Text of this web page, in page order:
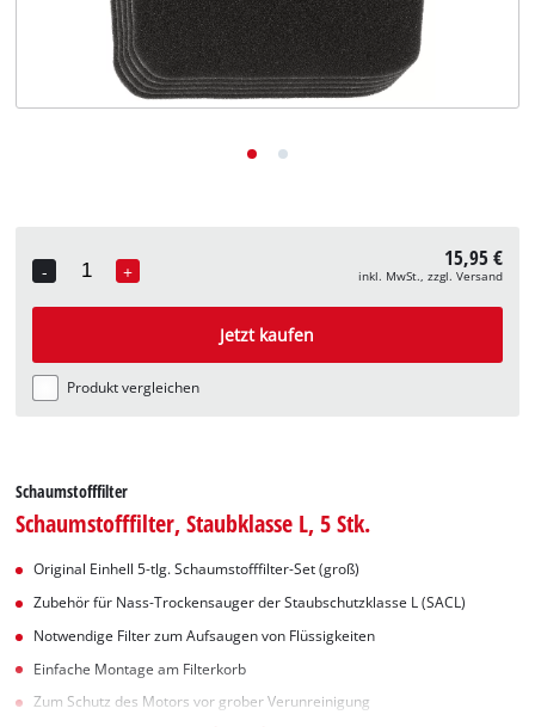
-
Quantity
+ 15,95 €
inkl. MwSt., zzgl. Versand
Jetzt kaufen
Produkt vergleichen
Schaumstofffilter
Schaumstofffilter, Staubklasse L, 5 Stk.
Original Einhell 5-tlg. Schaumstofffilter-Set (groß)
Zubehör für Nass-Trockensauger der Staubschutzklasse L (SACL)
Notwendige Filter zum Aufsaugen von Flüssigkeiten
Einfache Montage am Filterkorb
Zum Schutz des Motors vor grober Verunreinigung